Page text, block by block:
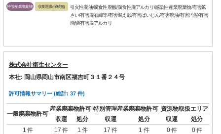
特管産業廃棄物 収集運搬(保積無)
引火性廃油/腐食性廃酸/腐食性廃アルカリ/感染性産業廃棄物/有害鉱
さい/有害廃石綿等/有害燃え殻/有害ばいじん/有害廃油/有害汚泥/有害
廃酸/有害廃アルカリ
株式会社衛生センター
本社: 岡山県岡山市南区福吉町３１番２４号
許可情報サマリー (総計: 37 件)
一般廃棄物許可
産業廃棄物許可 特別管理産業廃棄物許可 資源物取扱エリア
収運
処分 収運 処分 収運
処分
1 件
17 件 1 件 17 件 1 件 0 件 0 件